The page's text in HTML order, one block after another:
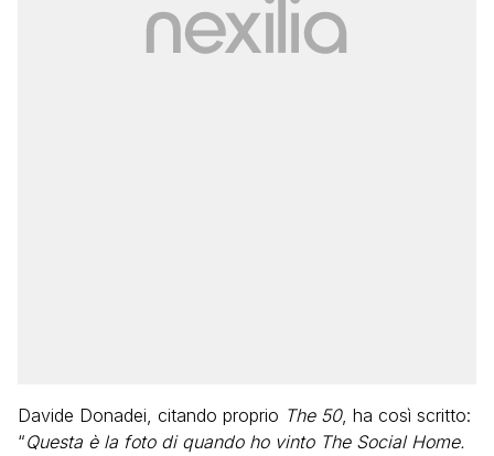
Davide Donadei, citando proprio The 50, ha così scritto:
“Questa è la foto di quando ho vinto The Social Home.